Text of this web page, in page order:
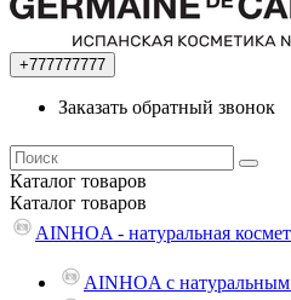
+777777777
Заказать обратный звонок
Каталог товаров
Каталог товаров
AINHOA - натуральная
AINHOA с